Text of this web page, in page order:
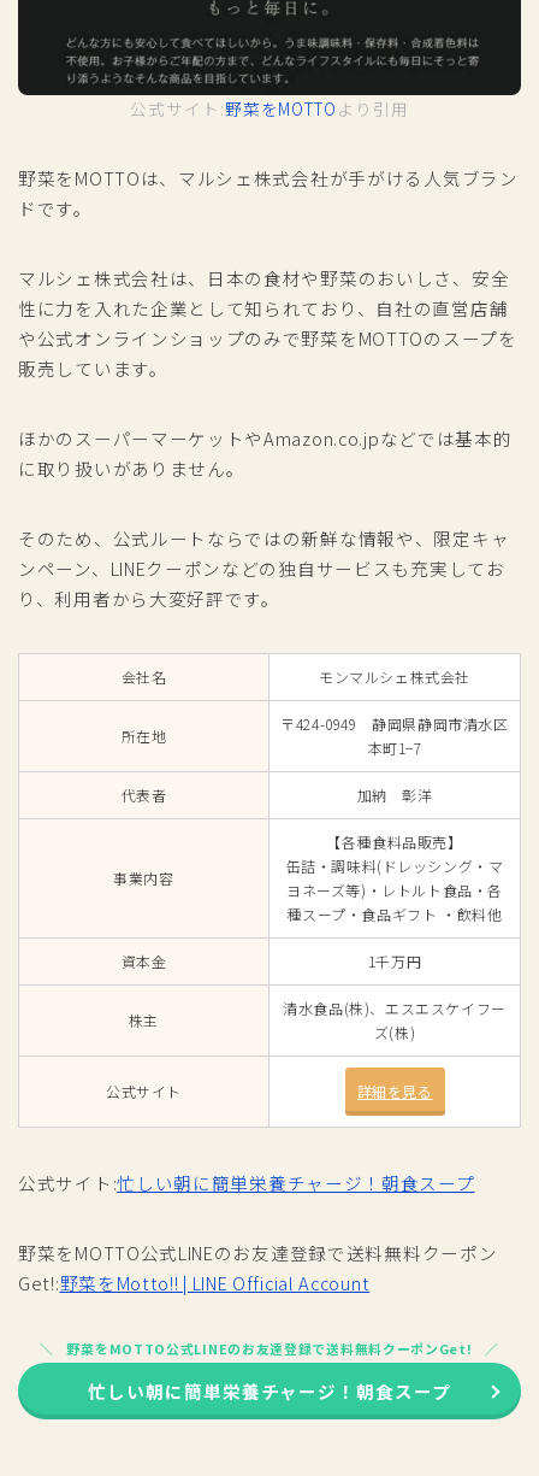
公式サイト:野菜をMOTTO より引用
野菜をMOTTOは、マルシェ株式会社が手がける人気ブラン
ドです。
マルシェ株式会社は、日本の食材や野菜のおいしさ、安全
性に力を入れた企業として知られており、自社の直営店舗
や公式オンラインショップのみで野菜をMOTTOのスープを
販売しています。
ほかのスーパーマーケットやAmazon.co.jpなどでは基本的
に取り扱いがありません。
そのため、公式ルートならではの新鮮な情報や、限定キャ
ンペーン、LINEクーポンなどの独自サービスも充実してお
り、利用者から大変好評です。
会社名 モンマルシェ株式会社
所在地
〒424-0949 静岡県静岡市清水区
本町1−7
代表者 加納 彰洋
事業内容
【各種食料品販売】
缶詰・調味料(ドレッシング・マ
ヨネーズ等)・レトルト食品・各
種スープ・食品ギフト ・飲料他
資本金 1千万円
株主
清水食品(株)、エスエスケイフー
ズ(株)
公式サイト 詳細を見る
公式サイト:忙しい朝に簡単栄養チャージ！朝食スープ
野菜をMOTTO公式LINEのお友達登録で送料無料クーポン
Get!:野菜をMotto!! | LINE Official Account
野菜をMOTTO公式LINEのお友達登録で送料無料クーポンGet!
忙しい朝に簡単栄養チャージ！朝食スープ